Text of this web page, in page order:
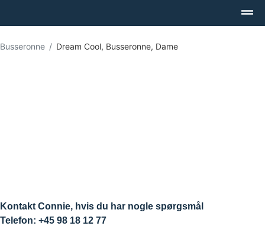
Busseronne Dream Cool, Busseronne, Dame
Kontakt Connie, hvis du har nogle spørgsmål
Telefon: +45 98 18 12 77